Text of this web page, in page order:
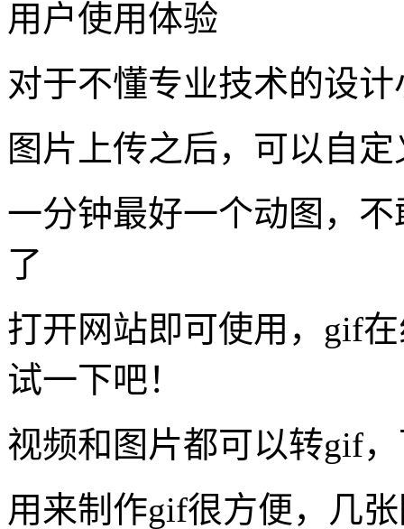
使用【视频转GIF】工具
实用性: ♥♥♥
制作工具：视频转GIF
制作难度：★
制作时间：一分钟
立即制作
用户使用体验
对于不懂专业技术的设
图片上传之后，可以自